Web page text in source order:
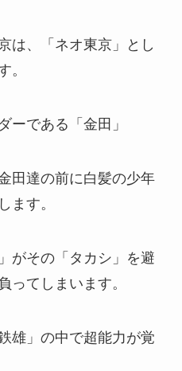
は、「ネオ東京」とし
。
ーである「金田」
田達の前に白髪の少年
ます。
がその「タカシ」を避
ってしまいます。
雄」の中で超能力が覚